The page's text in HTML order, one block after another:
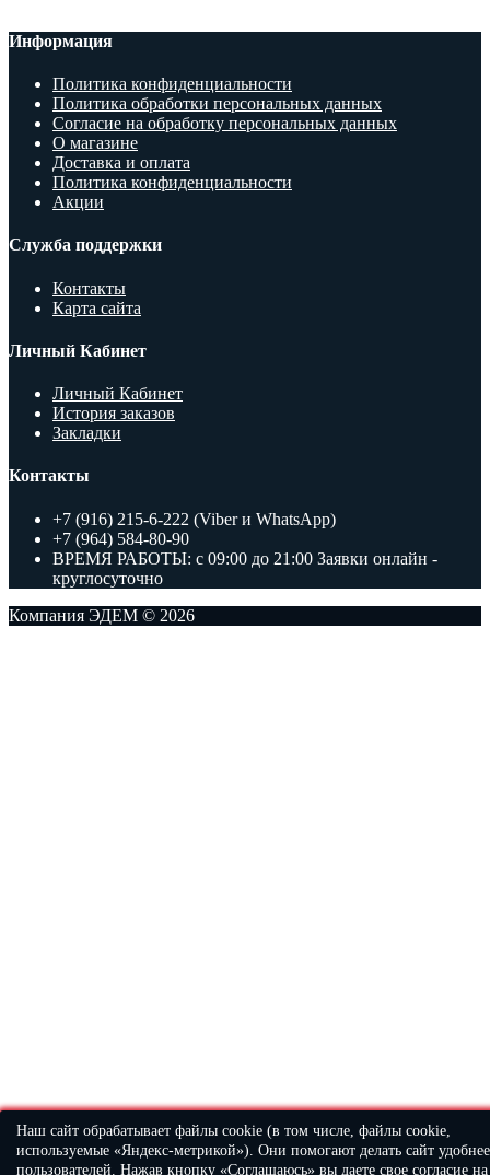
Информация
Политика конфиденциальности
Политика обработки персональных данных
Согласие на обработку персональных данных
О магазине
Доставка и оплата
Политика конфиденциальности
Акции
Служба поддержки
Контакты
Карта сайта
Личный Кабинет
Личный Кабинет
История заказов
Закладки
Контакты
+7 (916) 215-6-222 (Viber и WhatsApp)
+7 (964) 584-80-90
ВРЕМЯ РАБОТЫ: с 09:00 до 21:00 Заявки онлайн -
круглосуточно
Компания ЭДЕМ © 2026
Наш сайт обрабатывает файлы cookie (в том числе, файлы cookie,
используемые «Яндекс-метрикой»). Они помогают делать сайт
пользователей. Нажав кнопку «Соглашаюсь» вы даете свое согласие на